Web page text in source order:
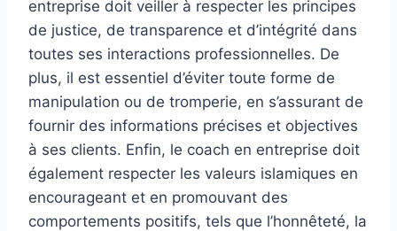
entreprise doit veiller à respecter les principes
de justice, de transparence et d’intégrité dans
toutes ses interactions professionnelles. De
plus, il est essentiel d’éviter toute forme de
manipulation ou de tromperie, en s’assurant de
fournir des informations précises et objectives
à ses clients. Enfin, le coach en entreprise doit
également respecter les valeurs islamiques en
encourageant et en promouvant des
comportements positifs, tels que l’honnêteté, la